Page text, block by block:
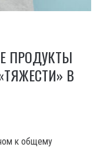
ПРОДУКТЫ
В
к общему